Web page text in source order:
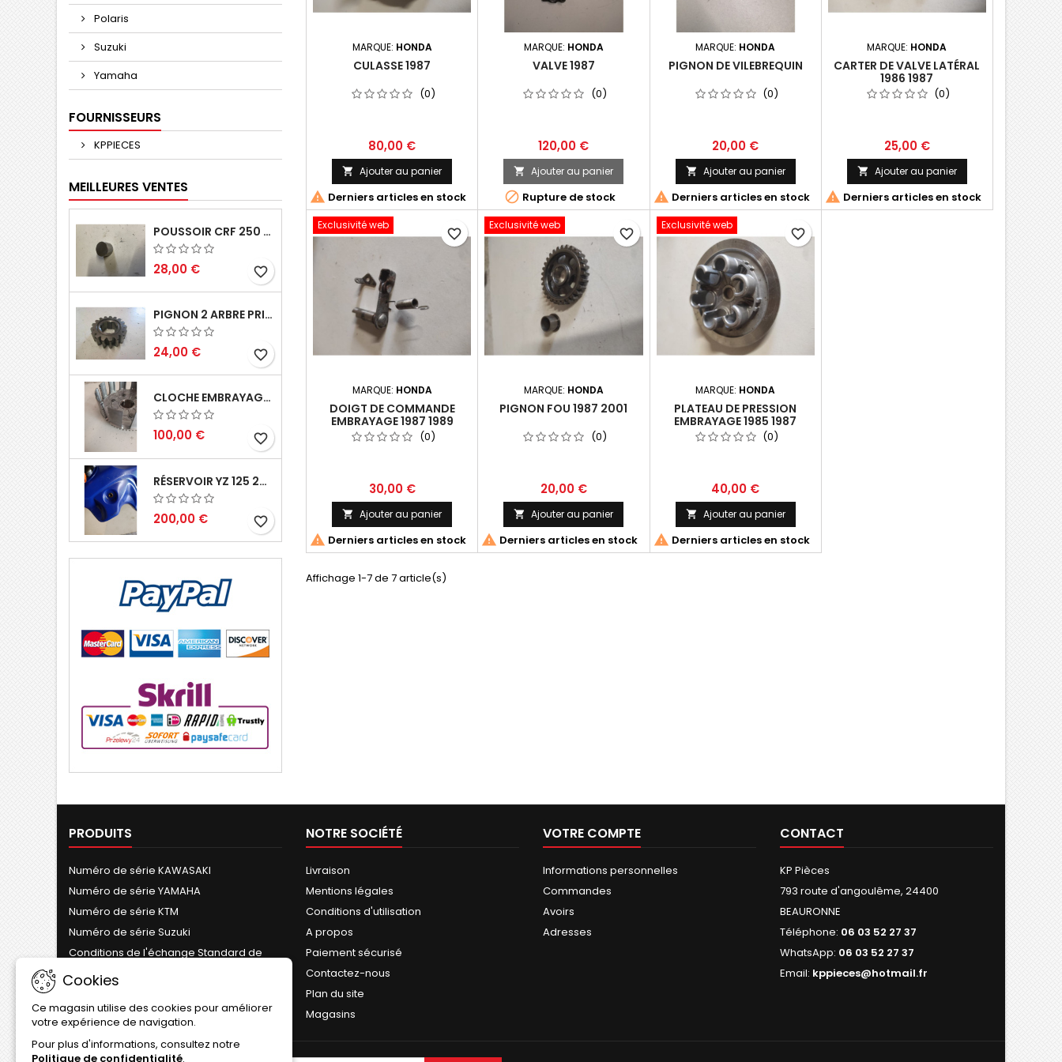
Polaris
Suzuki
Yamaha
FOURNISSEURS
KPPIECES
MEILLEURES VENTES
POUSSOIR CRF 250 2005 2006
28,00 € favorite_border
PIGNON 2 ARBRE PRIMAIRE CR 250 1994
24,00 € favorite_border
CLOCHE EMBRAYAGE YZ 125 1994 2004
100,00 € favorite_border
RÉSERVOIR YZ 125 2002 2004
200,00 € favorite_border
MARQUE: HONDA
CULASSE 1987
(0)
80,00 €
 Ajouter au panier
 Derniers articles en stock
MARQUE: HONDA
VALVE 1987
(0)
120,00 €
 Ajouter au panier
 Rupture de stock
MARQUE: HONDA
PIGNON DE VILEBREQUIN
(0)
20,00 €
 Ajouter au panier
 Derniers articles en stock
MARQUE: HONDA
CARTER DE VALVE LATÉRAL
1986 1987
(0)
25,00 €
 Ajouter au panier
 Derniers articles en stock
Exclusivité web
MARQUE: HONDA
DOIGT DE COMMANDE
EMBRAYAGE 1987 1989
(0)
30,00 €
 Ajouter au panier
 Derniers articles en stock
favorite_border
Exclusivité web
MARQUE: HONDA
PIGNON FOU 1987 2001
(0)
20,00 €
 Ajouter au panier
 Derniers articles en stock
favorite_border
Exclusivité web
MARQUE: HONDA
PLATEAU DE PRESSION
EMBRAYAGE 1985 1987
(0)
40,00 €
 Ajouter au panier
 Derniers articles en stock
favorite_border
Affichage 1-7 de 7 article(s)
PRODUITS
Numéro de série KAWASAKI
Numéro de série YAMAHA
Numéro de série KTM
Numéro de série Suzuki
Conditions de l'échange Standard de
Cylindre
NOTRE SOCIÉTÉ
Livraison
Mentions légales
Conditions d'utilisation
A propos
Paiement sécurisé
Contactez-nous
Plan du site
Magasins
VOTRE COMPTE
Informations personnelles
Commandes
Avoirs
Adresses
CONTACT
KP Pièces
793 route d'angoulême, 24400
BEAURONNE
Téléphone: 06 03 52 27 37
WhatsApp: 06 03 52 27 37
Email: kppieces@hotmail.fr
Cookies
Ce magasin utilise des cookies pour améliorer
votre expérience de navigation.
Pour plus d'informations, consultez notre
Politique de confidentialité.